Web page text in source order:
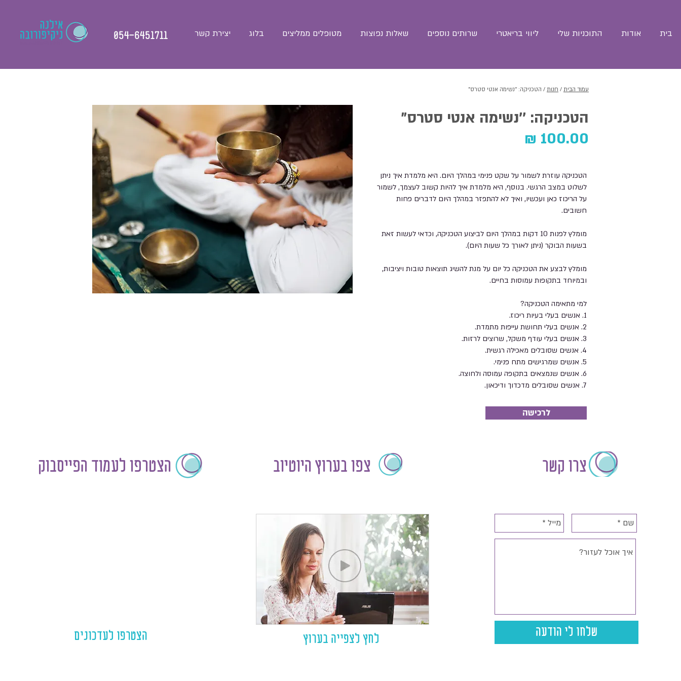
בית אודות התוכניות שלי ליווי בריאטרי שרותים נוספים שאלות נפוצות מטופלים ממליצים בלוג יצירת קשר 054-6451711
עמוד הבית / חנות / הטכניקה: ''נשימה אנטי סטרס"
הטכניקה: ''נשימה אנטי סטרס"
100.00 ₪
הטכניקה עוזרת לשמור על שקט פנימי במהלך היום. היא מלמדת איך ניתן
לשלוט במצב הרגשי. בנוסף, היא מלמדת איך להיות קשוב לעצמך, לשמור
על הריכוז כאן ועכשיו, ואיך לא להתפזר במהלך היום לדברים פחות
חשובים.
מומלץ לפנות 10 דקות במהלך היום לביצוע הטכניקה, וכדאי לעשות זאת
בשעות הבוקר (ניתן לאורך כל שעות היום).
מומלץ לבצע את הטכניקה כל יום על מנת להשיג תוצאות טובות ויציבות,
ובמיוחד בתקופות עמוסות בחיים.
למי מתאימה הטכניקה?
1. אנשים בעלי בעיות ריכוז.
2. אנשים בעלי תחושת עייפות מתמדת.
3. אנשים בעלי עודף משקל, שרוצים לרזות.
4. אנשים שסובלים מאכילה רגשית.
5. אנשים שמרגישים מתח פנימי.
6. אנשים שנמצאים בתקופה עמוסה ולחוצה.
7. אנשים שסובלים מדכדוך ודיכאון.
לרכישה
הצטרפו לעמוד הפייסבוק
הצטרפו לעדכונים
צפו בערוץ היוטיוב
לחץ לצפייה בערוץ
צרו קשר
שלחו לי הודעה